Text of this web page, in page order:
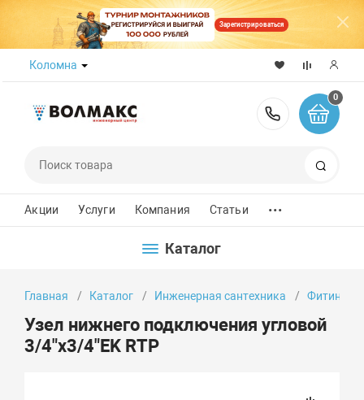
Зарегистрироваться
Коломна
8 (800)
0
Акции Услуги Компания Статьи ...
Каталог
Главная Каталог Инженерная сантехника Фитинги
Узел нижнего подключения угловой
3/4"x3/4"EK RTP